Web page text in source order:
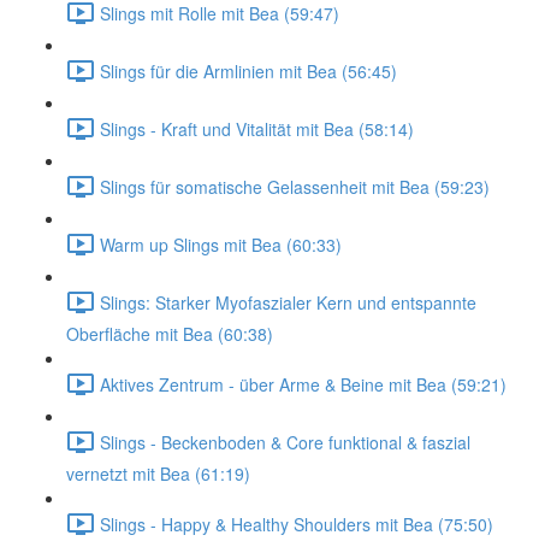
Slings mit Rolle mit Bea (59:47)
Slings für die Armlinien mit Bea (56:45)
Slings - Kraft und Vitalität mit Bea (58:14)
Slings für somatische Gelassenheit mit Bea (59:23)
Warm up Slings mit Bea (60:33)
Slings: Starker Myofaszialer Kern und entspannte
Oberfläche mit Bea (60:38)
Aktives Zentrum - über Arme & Beine mit Bea (59:21)
Slings - Beckenboden & Core funktional & faszial
vernetzt mit Bea (61:19)
Slings - Happy & Healthy Shoulders mit Bea (75:50)